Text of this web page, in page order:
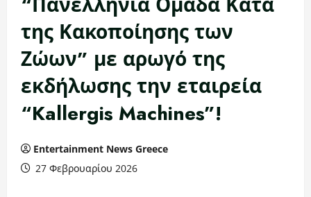
της Κακοποίησης των
Ζώων” με αρωγό της
εκδήλωσης την εταιρεία
“Kallergis Machines”!
Entertainment News Greece
27 Φεβρουαρίου 2026